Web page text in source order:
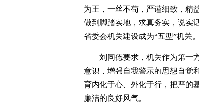
为王，一丝不苟，严谨细致，精
做到脚踏实地，求真务实，说实
省委会机关建设成为“五型”机关。
刘同德要求，机关作为第一
意识，增强自我警示的思想自觉
育内化于心、外化于行，把严的
廉洁的良好风气。